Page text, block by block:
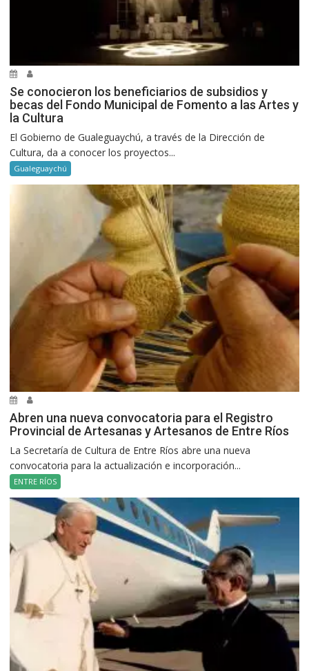
Se conocieron los beneficiarios de subsidios y
becas del Fondo Municipal de Fomento a las Artes y
la Cultura
El Gobierno de Gualeguaychú, a través de la Dirección de
Cultura, da a conocer los proyectos...
Gualeguaychú
Abren una nueva convocatoria para el Registro
Provincial de Artesanas y Artesanos de Entre Ríos
La Secretaría de Cultura de Entre Ríos abre una nueva
convocatoria para la actualización e incorporación...
ENTRE RÍOS